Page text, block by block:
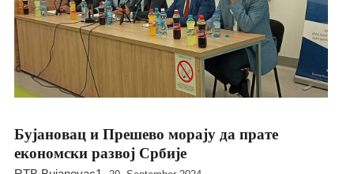
Бујановац и Прешево морају да прате
економски развој Србије